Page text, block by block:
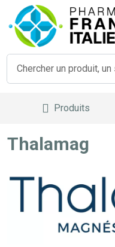
Produits
Thalamag